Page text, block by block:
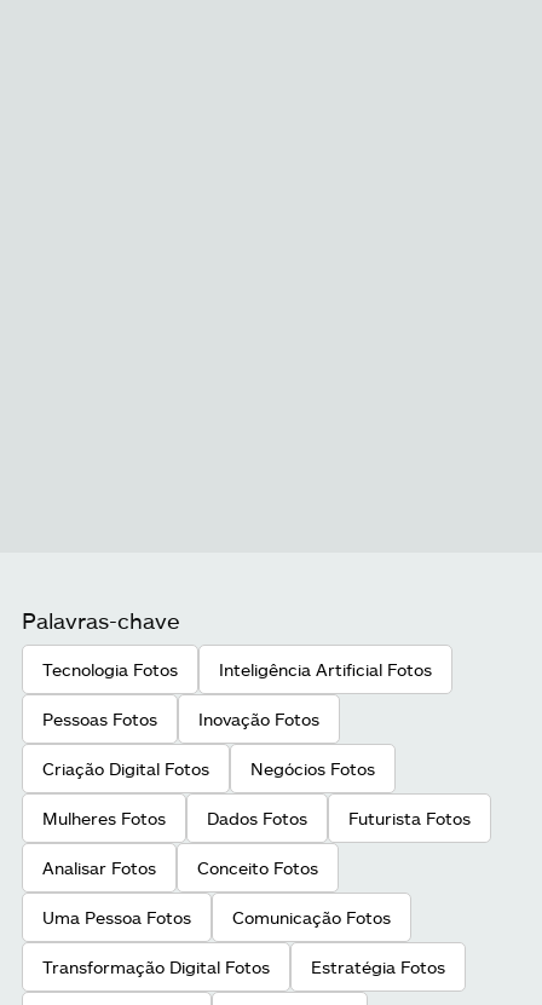
Palavras-chave
Tecnologia Fotos Inteligência Artificial Fotos
Pessoas Fotos Inovação Fotos
Criação Digital Fotos Negócios Fotos
Mulheres Fotos Dados Fotos Futurista Fotos
Analisar Fotos Conceito Fotos
Uma Pessoa Fotos Comunicação Fotos
Transformação Digital Fotos Estratégia Fotos